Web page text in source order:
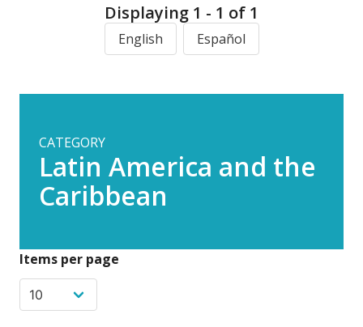
Displaying 1 - 1 of 1
English Español
CATEGORY
Latin America and the
Caribbean
Items per page